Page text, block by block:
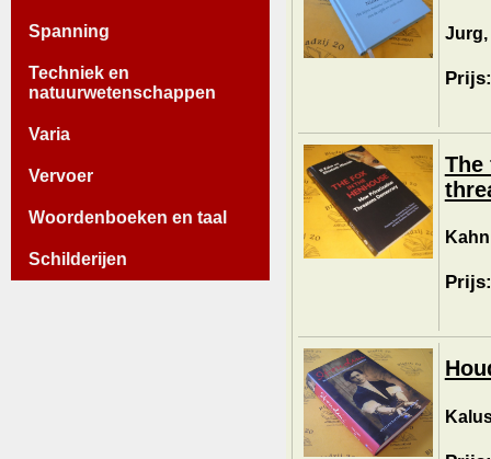
Spanning
Techniek en
natuurwetenschappen
Varia
Vervoer
Woordenboeken en taal
Schilderijen
Jurg,
The